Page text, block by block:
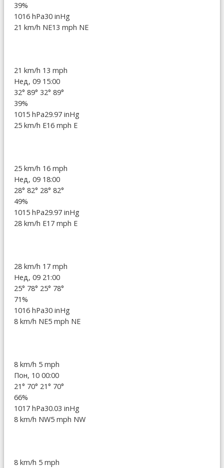
39%
1016 hPa30 inHg
21 km/h NE13 mph NE
21 km/h 13 mph
Нед, 09 15:00
32° 89° 32° 89°
39%
1015 hPa29.97 inHg
25 km/h E16 mph E
25 km/h 16 mph
Нед, 09 18:00
28° 82° 28° 82°
49%
1015 hPa29.97 inHg
28 km/h E17 mph E
28 km/h 17 mph
Нед, 09 21:00
25° 78° 25° 78°
71%
1016 hPa30 inHg
8 km/h NE5 mph NE
8 km/h 5 mph
Пон, 10 00:00
21° 70° 21° 70°
66%
1017 hPa30.03 inHg
8 km/h NW5 mph NW
8 km/h 5 mph